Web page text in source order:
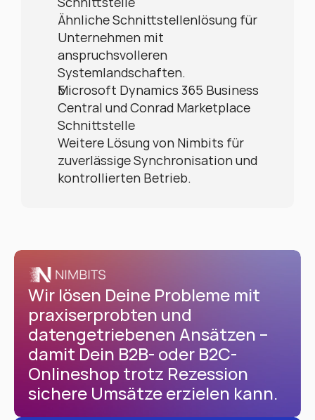
Ähnliche Schnittstellenlösung für
Unternehmen mit
anspruchsvolleren
Systemlandschaften.
Microsoft Dynamics 365 Business
Central und Conrad Marketplace
Schnittstelle
Weitere Lösung von Nimbits für
zuverlässige Synchronisation und
kontrollierten Betrieb.
Wir lösen Deine Probleme mit
praxiserprobten und
datengetriebenen Ansätzen –
damit Dein B2B- oder B2C-
Onlineshop trotz Rezession
sichere Umsätze erzielen kann.